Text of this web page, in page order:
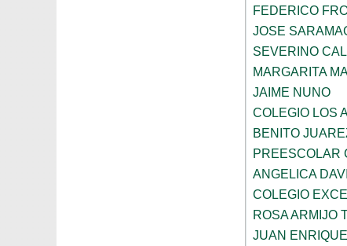
FEDERICO
JOSE
SEVERINO
MARGARITA
JAIME NUNO
COLEGIO LOS
BENITO
PREESCOLAR
ANGELICA
COLEGIO
ROSA ARMIJO
JUAN